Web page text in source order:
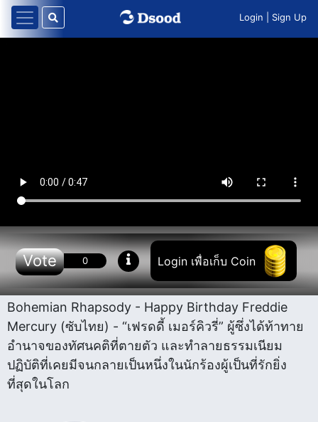
Login Sign Up
Vote 0 Login เพื่อเก็บ Coin
Bohemian Rhapsody - Happy Birthday Freddie
Mercury (ซับไทย) - “เฟรดดี้ เมอร์คิวรี่” ผู้ซึ่งได้ท้าทาย
อำนาจของทัศนคติที่ตายตัว และทำลายธรรมเนียม
ปฏิบัติที่เคยมีจนกลายเป็นหนึ่งในนักร้องผู้เป็นที่รักยิ่ง
ที่สุดในโลก